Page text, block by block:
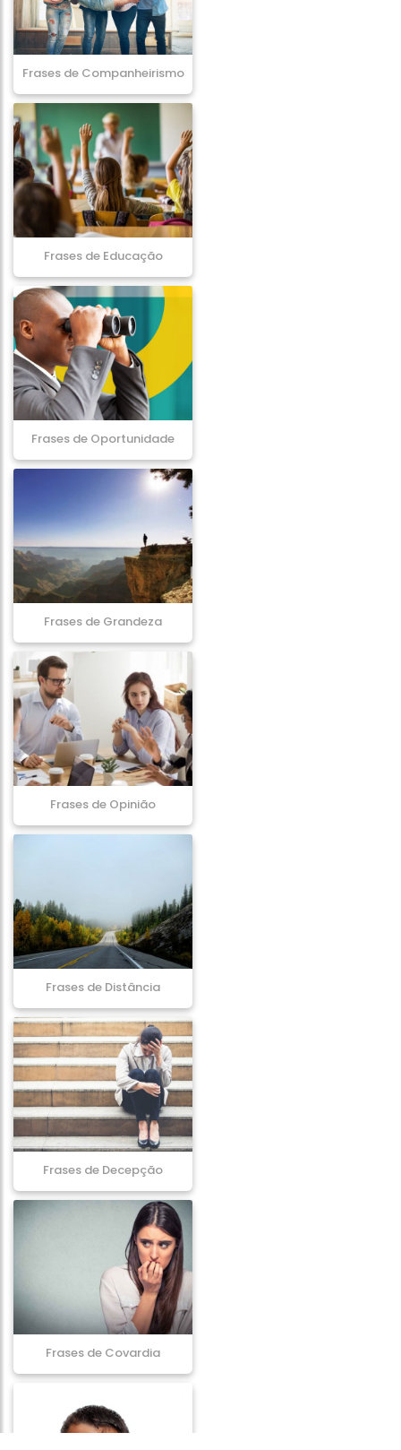
Frases de Companheirismo
Frases de Educação
Frases de Oportunidade
Frases de Grandeza
Frases de Opinião
Frases de Distância
Frases de Decepção
Frases de Covardia